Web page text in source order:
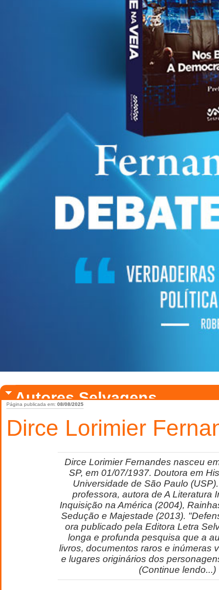
Autores Selvagens
Dirce Lorimier
Página publicada em: 08/08/2025
Dirce Lorimier Fernandes nasceu
SP, em 01/07/1937. Doutora em
Universidade de São Paulo
professora, autora de A Literatura
Inquisição na América (2004),
Sedução e Majestade (2013).
ora publicado pela Editora Letra
longa e profunda pesquisa que a
livros, documentos raros e inúmeras
e lugares originários dos
(Continue lendo...)